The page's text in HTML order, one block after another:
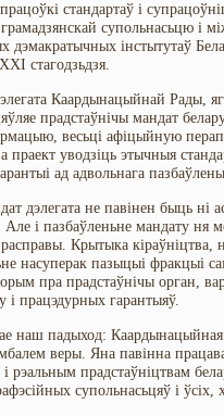
стандартаў і
супольнасьцю і
дэмакратычных інстытутаў
стагодзьдзя.
Каардынацыйнай Рады,
прадстаўнічы мандат
весьці афіцыйную
праект уводзіць этычныя
ад адвольнага
дэлегата не павінен быць ні
і пазбаўленьне мандату ня
Крытыка кіраўніцтва,
насуперак пазыцыі фракцыі
пра прадстаўнічы орган,
і працэдурных гарантыяў.
наш падыход:
веры. Яна павінна
рэальным прадстаўніцтвам
супольнасьцяў і